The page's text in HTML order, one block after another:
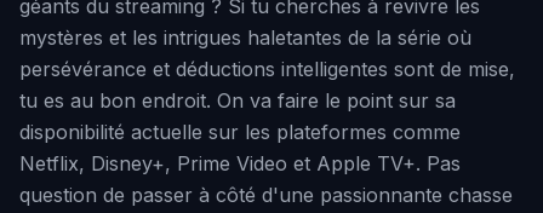
géants du streaming ? Si tu cherches à revivre les
mystères et les intrigues haletantes de la série où
persévérance et déductions intelligentes sont de mise,
tu es au bon endroit. On va faire le point sur sa
disponibilité actuelle sur les plateformes comme
Netflix, Disney+, Prime Video et Apple TV+. Pas
question de passer à côté d'une passionnante chasse